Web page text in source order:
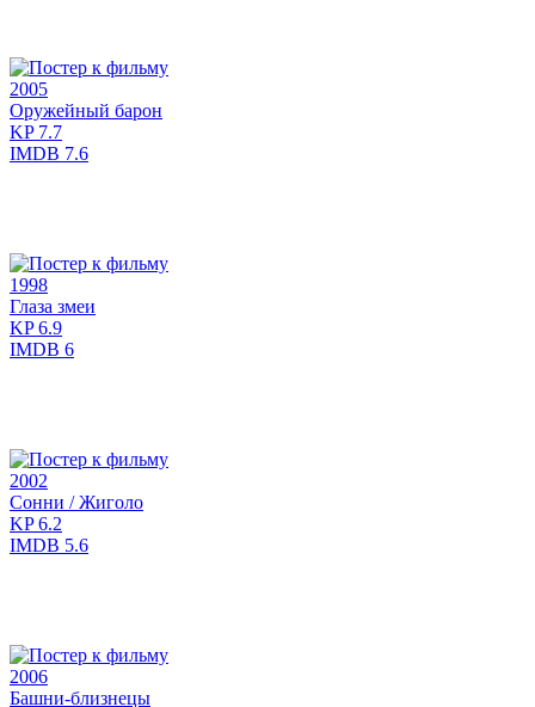
2005
Оружейный барон
KP7.7
IMDB 7.6
1998
Глаза змеи
KP6.9
IMDB 6
2002
Сонни / Жиголо
KP6.2
IMDB 5.6
2006
Башни-близнецы